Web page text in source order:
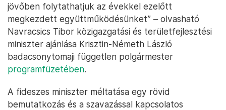
jövőben folytathatjuk az évekkel ezelőtt
megkezdett együttműködésünket” – olvasható
Navracsics Tibor közigazgatási és területfejlesztési
miniszter ajánlása Krisztin-Németh László
badacsonytomaji független polgármester
programfüzetében.
A fideszes miniszter méltatása egy rövid
bemutatkozás és a szavazással kapcsolatos